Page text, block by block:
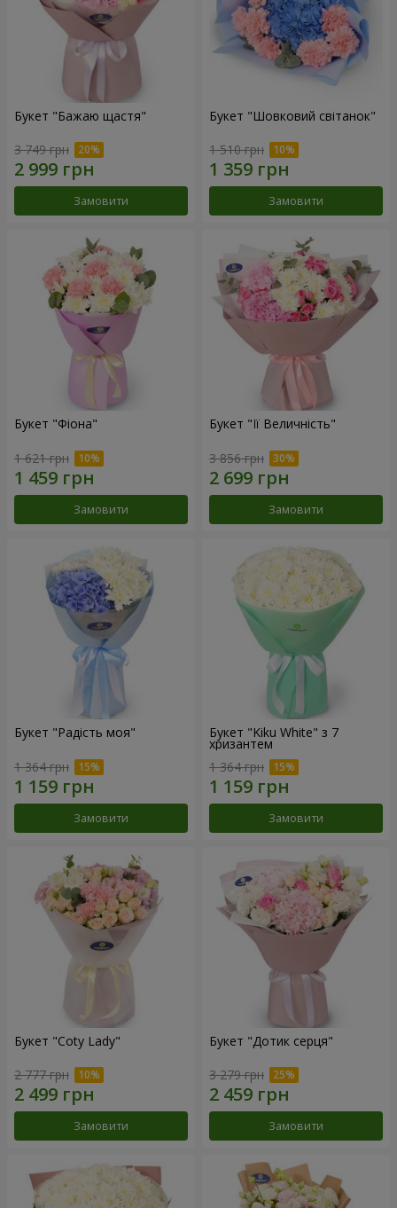
Букет "Бажаю щастя"
3 749 грн
Замовити
Букет "Шовковий світанок"
1 510 грн
Замовити
Букет "Фіона"
1 621 грн
Замовити
Букет "Її Величність"
3 856 грн
Замовити
Букет "Радість моя"
1 364 грн
Замовити
Букет "Kiku White" з 7
хризантем
1 364 грн
Замовити
Букет "Coty Lady"
2 777 грн
Замовити
Букет "Дотик серця"
3 279 грн
Замовити